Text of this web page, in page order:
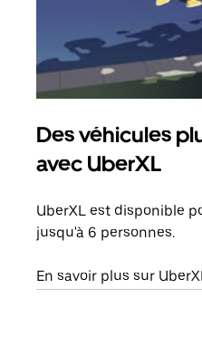
Des véhicules
avec UberXL
UberXL est disponible
jusqu'à 6 personnes.
En savoir plus sur